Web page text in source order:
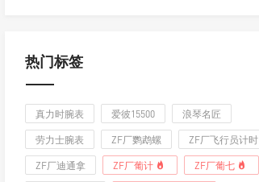
热门标签
真力时腕表 爱彼15500 浪琴名匠
劳力士腕表 ZF厂鹦鹉螺 ZF厂飞行员计时
ZF厂迪通拿 ZF厂葡计 ZF厂葡七